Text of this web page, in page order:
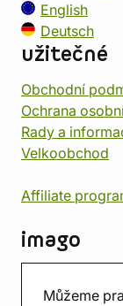
Můžeme
English
Deutsch
užitečné
Obchodní
Ochrana
Rady a
Velkoobchod
Affiliate
imago
Prodejna